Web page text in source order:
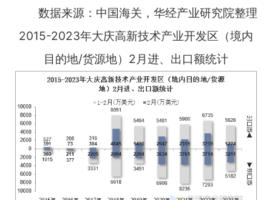
数据来源：中国海关，华经产业研究院整理
2015-2023年大庆高新技术产业开发区（境内
目的地/货源地）2月进、出口额统计